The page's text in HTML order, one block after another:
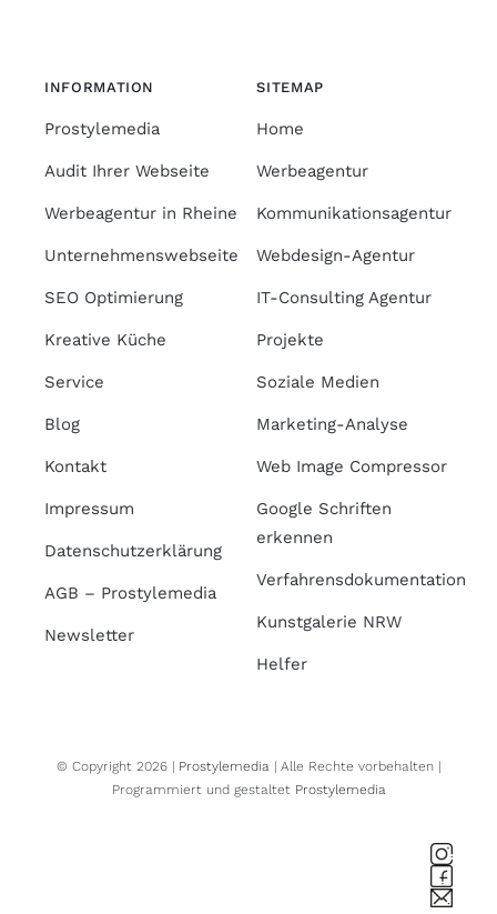
SITEMAP
Home
Werbeagentur
Kommunikationsagentur
Webdesign-Agentur
IT-Consulting Agentur
Projekte
Soziale Medien
Marketing-Analyse
Web Image Compressor
Google Schriften
erkennen
Verfahrensdokumentation
Kunstgalerie NRW
Helfer
INFORMATION
Prostylemedia
Audit Ihrer Webseite
Werbeagentur in Rheine
Unternehmenswebseite
SEO Optimierung
Kreative Küche
Service
Blog
Kontakt
Impressum
Datenschutzerklärung
AGB – Prostylemedia
Newsletter
© Copyright 2026 | Prostylemedia | Alle Rechte vorbehalten |
Programmiert und gestaltet Prostylemedia